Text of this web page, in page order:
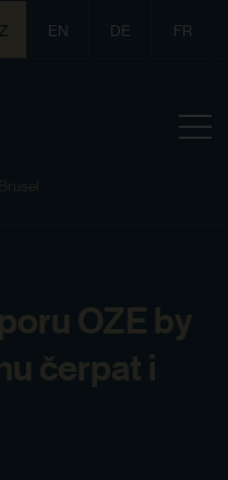
EN DE FR
Brusel
OZE by
čerpat i